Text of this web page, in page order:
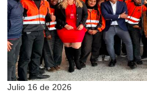
Julio 16 de 2026